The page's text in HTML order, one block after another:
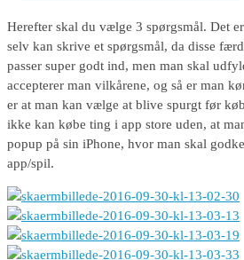
Herefter skal du vælge 3 spørgsmål. Det
selv kan skrive et spørgsmål, da disse
passer super godt ind, men man skal
accepterer man vilkårene, og så er man
er at man kan vælge at blive spurgt før
ikke kan købe ting i app store uden, at
popup på sin iPhone, hvor man skal
app/spil.